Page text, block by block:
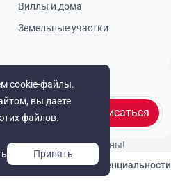
cookie-файлы.
вы даете
файлов.
Принять
в курсе
Подписаться
Виллы и дома
Земельные участки
Все права защищены!
Политика конфиденциальности